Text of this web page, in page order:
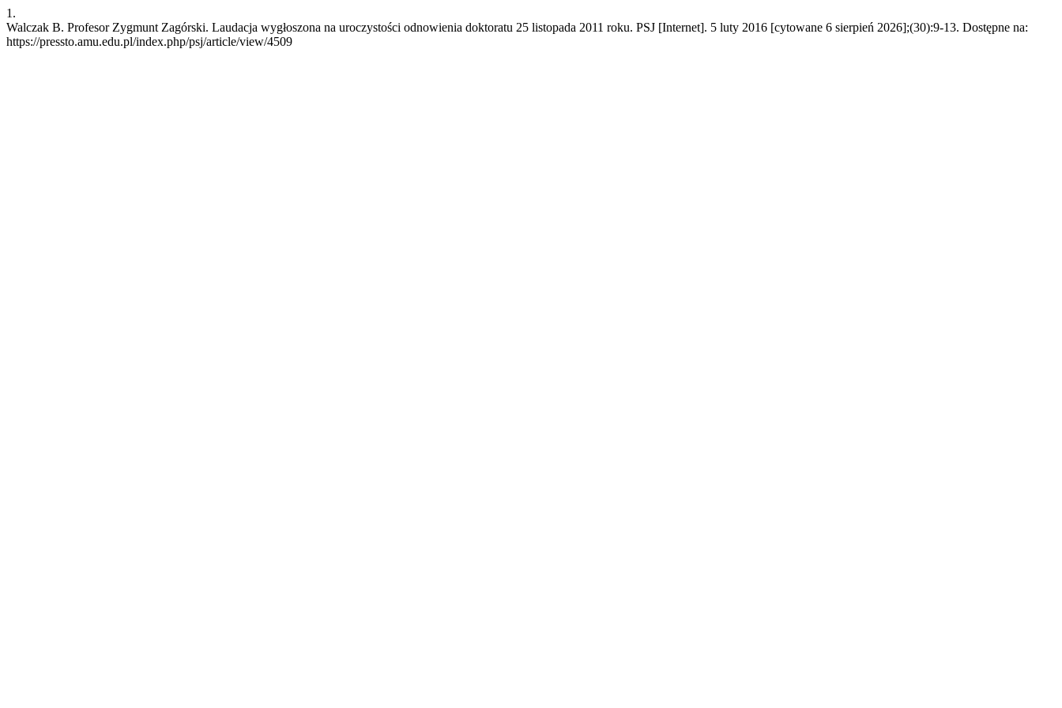
1.
Walczak B. Profesor Zygmunt Zagórski. Laudacja wygłoszona na uroczystości odnowienia doktoratu 25 listopada 2011 roku. PSJ [Internet]. 5 luty 2016 [cytowane 6 sierpień 2026];(30):9-13. Dostępne na:
https://pressto.amu.edu.pl/index.php/psj/article/view/4509